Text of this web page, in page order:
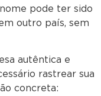
pode ter sido
outro país, sem
autêntica e
rastrear sua
concreta: